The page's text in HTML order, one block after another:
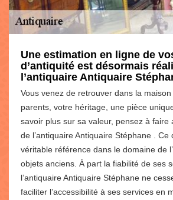
Une estimation en ligne de
d’antiquité est désormais
l’antiquaire Antiquaire
Vous venez de retrouver dans la
parents, votre héritage, une pièce
savoir plus sur sa valeur, pensez à faire
de l’antiquaire Antiquaire Stéphane . Ce
véritable référence dans le domaine de
objets anciens. À part la fiabilité de ses
l’antiquaire Antiquaire Stéphane ne
faciliter l’accessibilité à ses services en